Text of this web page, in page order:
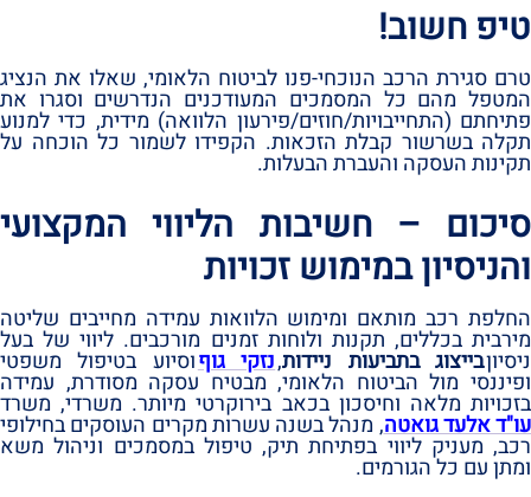
טיפ חשוב!‏
טרם סגירת הרכב הנוכחי-פנו לביטוח הלאומי,‏ שאלו את הנציג
המטפל מהם כל המסמכים המעודכנים הנדרשים וסגרו את
פתיחתם ‏(התחייבויות/חוזים/פירעון הלוואה)‏ מידית,‏ כדי למנוע
תקלה בשרשור קבלת הזכאות.‏ הקפידו לשמור כל הוכחה על
תקינות העסקה והעברת הבעלות.‏
סיכום – חשיבות הליווי המקצועי
והניסיון במימוש זכויות
החלפת רכב מותאם ומימוש הלוואות עמידה מחייבים שליטה
מירבית בכללים,‏ תקנות ולוחות זמנים מורכבים.‏ ליווי של בעל
ניסיוןבייצוג בתביעות ניידות,‏נזקי גוףוסיוע בטיפול משפטי
ופיננסי מול הביטוח הלאומי,‏ מבטיח עסקה מסודרת,‏ עמידה
בזכויות מלאה וחיסכון בכאב בירוקרטי מיותר.‏ משרדי,‏‏‏ משרד
עו‏‏‏"ד אלעד גואטה,‏‏‏ מנהל בשנה עשרות מקרים העוסקים בחילופי
רכב,‏ מעניק ליווי בפתיחת תיק,‏ טיפול במסמכים וניהול משא
ומתן עם כל הגורמים.‏